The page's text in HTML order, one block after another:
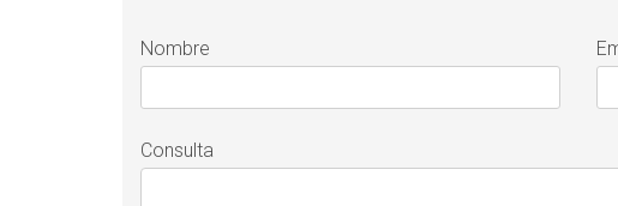
Nombre
Consulta